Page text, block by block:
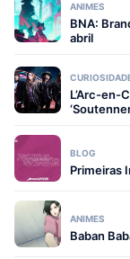
ANIMES
BNA:
abril
L’Arc-en-
BLOG
Primeiras
ANIMES
Baban